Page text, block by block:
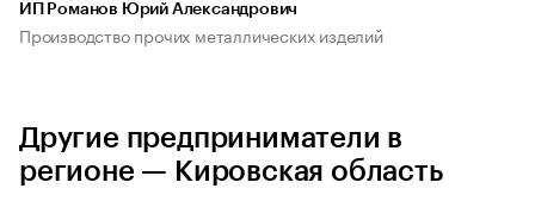
ИП Романов Юрий Александрович
Производство прочих металлических изделий
Другие предприниматели в
регионе — Кировская область